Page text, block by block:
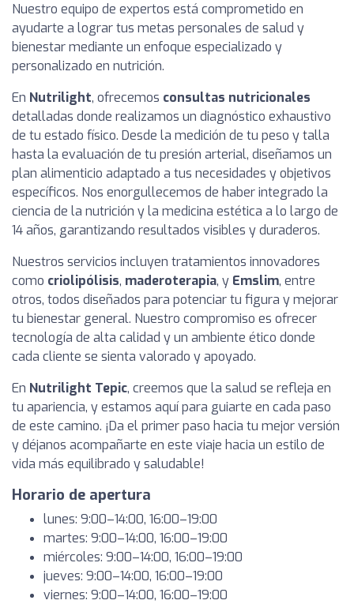
Nuestro equipo de expertos está comprometido en
ayudarte a lograr tus metas personales de salud y
bienestar mediante un enfoque especializado y
personalizado en nutrición.
En Nutrilight, ofrecemos consultas nutricionales
detalladas donde realizamos un diagnóstico exhaustivo
de tu estado físico. Desde la medición de tu peso y talla
hasta la evaluación de tu presión arterial, diseñamos un
plan alimenticio adaptado a tus necesidades y objetivos
específicos. Nos enorgullecemos de haber integrado la
ciencia de la nutrición y la medicina estética a lo largo de
14 años, garantizando resultados visibles y duraderos.
Nuestros servicios incluyen tratamientos innovadores
como criolipólisis, maderoterapia, y Emslim, entre
otros, todos diseñados para potenciar tu figura y mejorar
tu bienestar general. Nuestro compromiso es ofrecer
tecnología de alta calidad y un ambiente ético donde
cada cliente se sienta valorado y apoyado.
En Nutrilight Tepic, creemos que la salud se refleja en
tu apariencia, y estamos aquí para guiarte en cada paso
de este camino. ¡Da el primer paso hacia tu mejor versión
y déjanos acompañarte en este viaje hacia un estilo de
vida más equilibrado y saludable!
Horario de apertura
lunes: 9:00–14:00, 16:00–19:00
martes: 9:00–14:00, 16:00–19:00
miércoles: 9:00–14:00, 16:00–19:00
jueves: 9:00–14:00, 16:00–19:00
viernes: 9:00–14:00, 16:00–19:00